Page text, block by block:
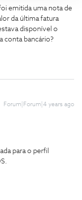
emitida uma nota de
da última fatura
disponível o
conta bancário?
Forum|Forum|4 years ago
para o perfil